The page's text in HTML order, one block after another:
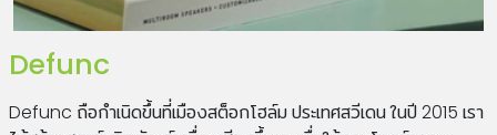
Defunc
Defunc ถือกำเนิดขึ้นที่เมืองสต็อกโฮล์ม ประเทศสวีเดน ในปี 2015 เรา